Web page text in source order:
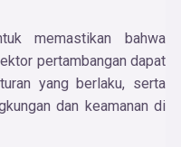
memastikan bahwa
pertambangan dapat
yang berlaku, serta
dan keamanan di